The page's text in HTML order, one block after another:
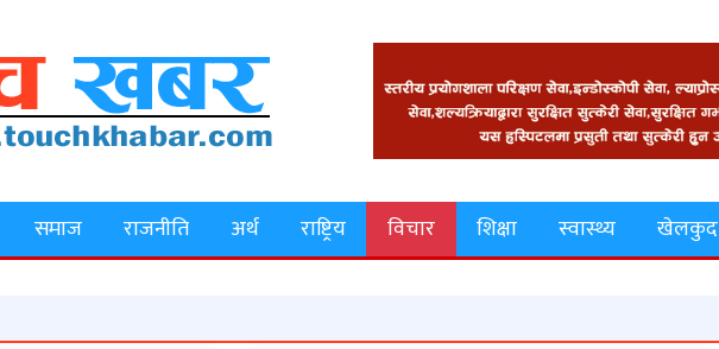
समाज राजनीति अर्थ राष्ट्रिय विचार शिक्षा स्वास्थ्य खेलकुद